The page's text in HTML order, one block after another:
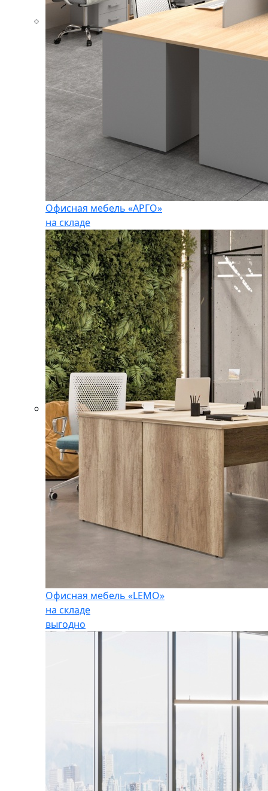
Офисная мебель «АРГО»
на складе
Офисная мебель «LEMO»
на складе
выгодно